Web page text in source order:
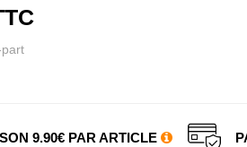
9.90€ PAR ARTICLE